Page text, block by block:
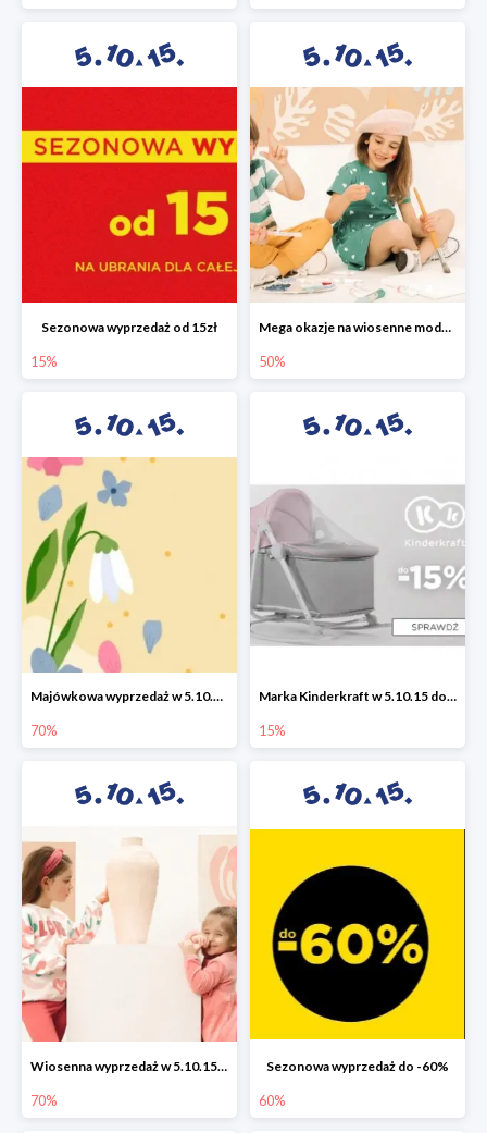
Sezonowa wyprzedaż od 15zł
15%
Mega okazje na wiosenne modele w 5.10.15 do -50%
50%
Majówkowa wyprzedaż w 5.10.15 do -70%
70%
Marka Kinderkraft w 5.10.15 do -15%
15%
Wiosenna wyprzedaż w 5.10.15 do -70%
70%
Sezonowa wyprzedaż do -60%
60%